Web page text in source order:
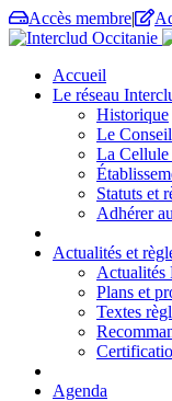
Accès membre|
Accueil
Le réseau
Historique
Le
La Cellule
Statuts et
Adhérer
Actualités et
Actualités
Plans et
Textes
Agenda